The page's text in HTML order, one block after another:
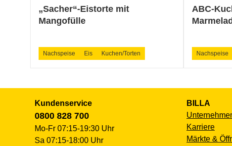
„Sacher“-Eistorte mit
Mangofülle
Nachspeise Eis Kuchen/Torten
ABC-
Nachspeise
Kundenservice
0800 828 700
Mo-Fr 07:15-19:30 Uhr
Sa 07:15-18:00 Uhr
BILLA
Karriere
Märkte &